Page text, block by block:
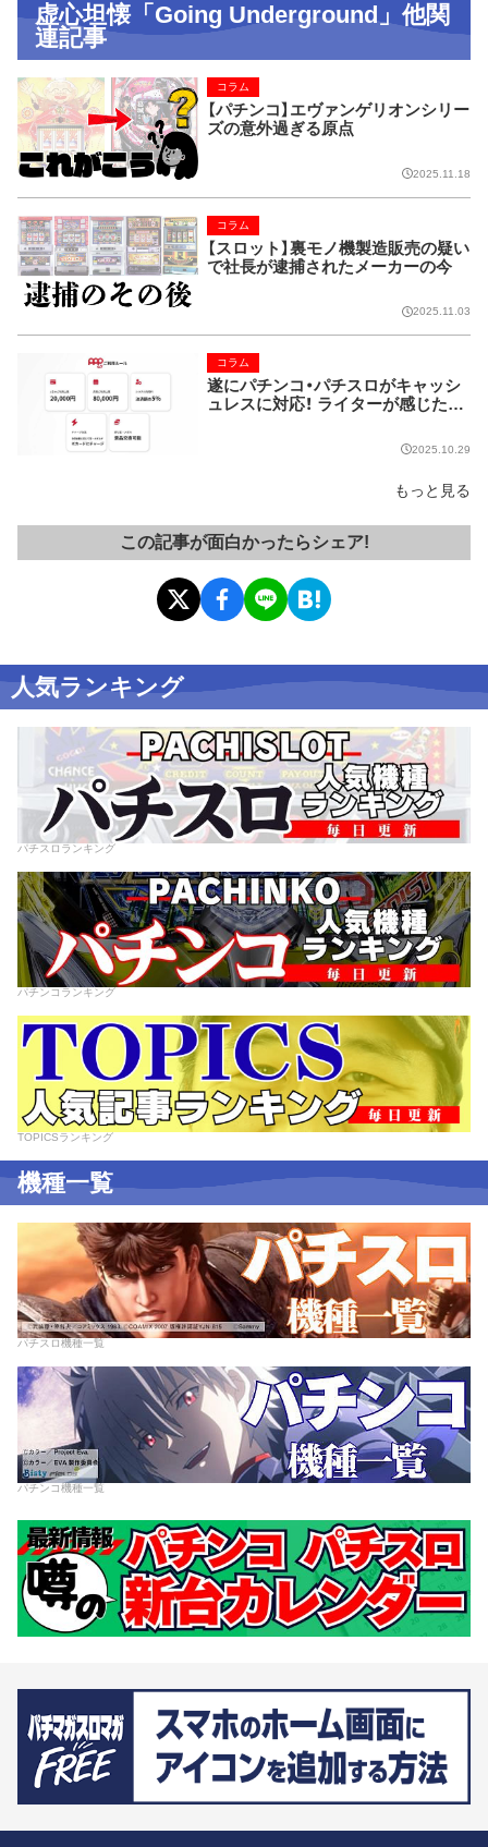
虚心坦懐「Going Underground」他関
連記事
【パチンコ】エヴァンゲリオンシリー
ズの意外過ぎる原点
コラム
2025.11.18
【スロット】裏モノ機製造販売の疑い
で社長が逮捕されたメーカーの今
コラム
2025.11.03
遂にパチンコ・パチスロがキャッシ
ュレスに対応！ ライターが感じた課
コラム
2025.10.29
もっと見る
この記事が面白かったらシェア!
人気ランキング
パチスロランキング
パチンコランキング
TOPICSランキング
機種一覧
パチスロ機種一覧
パチンコ機種一覧